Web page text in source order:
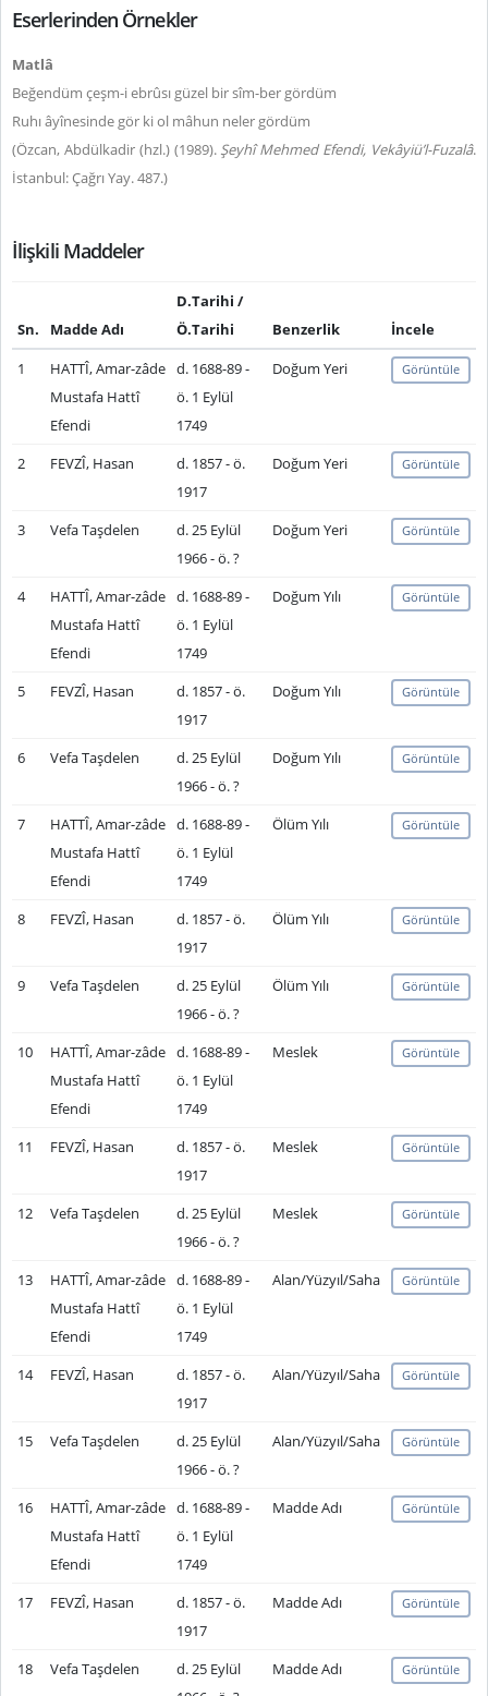
Eserlerinden Örnekler
Matlâ
Beğendüm çeşm-i ebrûsı güzel bir sîm-ber gördüm
Ruhı âyînesinde gör ki ol mâhun neler gördüm
(Özcan, Abdülkadir (hzl.) (1989). Şeyhî Mehmed Efendi, Vekâyiü’l-Fuzalâ.
İstanbul: Çağrı Yay. 487.)
İlişkili Maddeler
Sn. Madde Adı
D.Tarihi /
Ö.Tarihi
Benzerlik
İncele
1
HATTÎ, Amar-zâde
Mustafa Hattî
Efendi
d. 1688-89 -
ö. 1 Eylül
1749
Doğum Yeri Görüntüle
2 FEVZÎ, Hasan
d. 1857 - ö.
1917
Doğum Yeri Görüntüle
3 Vefa Taşdelen
d. 25 Eylül
1966 - ö. ?
Doğum Yeri Görüntüle
4
HATTÎ, Amar-zâde
Mustafa Hattî
Efendi
d. 1688-89 -
ö. 1 Eylül
1749
Doğum Yılı Görüntüle
5 FEVZÎ, Hasan
d. 1857 - ö.
1917
Doğum Yılı Görüntüle
6 Vefa Taşdelen
d. 25 Eylül
1966 - ö. ?
Doğum Yılı Görüntüle
7
HATTÎ, Amar-zâde
Mustafa Hattî
Efendi
d. 1688-89 -
ö. 1 Eylül
1749
Ölüm Yılı Görüntüle
8 FEVZÎ, Hasan
d. 1857 - ö.
1917
Ölüm Yılı Görüntüle
9 Vefa Taşdelen
d. 25 Eylül
1966 - ö. ?
Ölüm Yılı Görüntüle
10
HATTÎ, Amar-zâde
Mustafa Hattî
Efendi
d. 1688-89 -
ö. 1 Eylül
1749
Meslek Görüntüle
11 FEVZÎ, Hasan
d. 1857 - ö.
1917
Meslek Görüntüle
12 Vefa Taşdelen
d. 25 Eylül
1966 - ö. ?
Meslek Görüntüle
13
HATTÎ, Amar-zâde
Mustafa Hattî
Efendi
d. 1688-89 -
ö. 1 Eylül
1749
Alan/Yüzyıl/Saha Görüntüle
14 FEVZÎ, Hasan
d. 1857 - ö.
1917
Alan/Yüzyıl/Saha Görüntüle
15 Vefa Taşdelen
d. 25 Eylül
1966 - ö. ?
Alan/Yüzyıl/Saha Görüntüle
16
HATTÎ, Amar-zâde
Mustafa Hattî
Efendi
d. 1688-89 -
ö. 1 Eylül
1749
Madde Adı Görüntüle
17 FEVZÎ, Hasan
d. 1857 - ö.
1917
Madde Adı Görüntüle
18 Vefa Taşdelen
d. 25 Eylül
Madde Adı Görüntüle